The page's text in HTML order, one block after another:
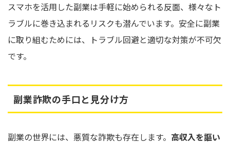
スマホを活用した副業は手軽に始められる反面、様々なト
ラブルに巻き込まれるリスクも潜んでいます。安全に副業
に取り組むためには、トラブル回避と適切な対策が不可欠
です。
副業詐欺の手口と見分け方
副業の世界には、悪質な詐欺も存在します。 高収入を謳い